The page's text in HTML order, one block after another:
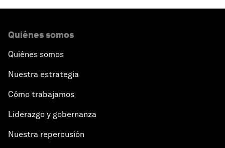
Quiénes somos
Quiénes somos
Nuestra estrategia
Cómo trabajamos
Liderazgo y gobernanza
Nuestra repercusión